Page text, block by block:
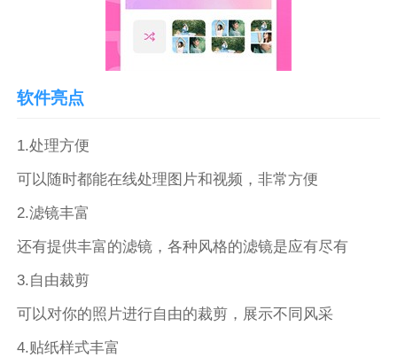
软件亮点
1.处理方便
可以随时都能在线处理图片和视频，非常方便
2.滤镜丰富
还有提供丰富的滤镜，各种风格的滤镜是应有尽有
3.自由裁剪
可以对你的照片进行自由的裁剪，展示不同风采
4.贴纸样式丰富